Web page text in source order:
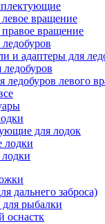
вращение
вращение
и адаптеры для
ледобуров левого
для лодок
лодки
дальнего заброса)
рыбалки
оснастк